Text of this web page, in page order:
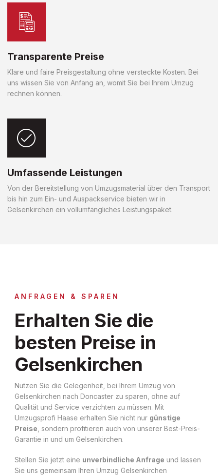
Transparente Preise
Klare und faire Preisgestaltung ohne versteckte Kosten. Bei
uns wissen Sie von Anfang an, womit Sie bei Ihrem Umzug
rechnen können.
Umfassende Leistungen
Von der Bereitstellung von Umzugsmaterial über den Transport
bis hin zum Ein- und Auspackservice bieten wir in
Gelsenkirchen ein vollumfängliches Leistungspaket.
ANFRAGEN & SPAREN
Erhalten Sie die
besten Preise in
Gelsenkirchen
Nutzen Sie die Gelegenheit, bei Ihrem Umzug von
Gelsenkirchen nach Doncaster zu sparen, ohne auf
Qualität und Service verzichten zu müssen. Mit
Umzugsprofi Haase erhalten Sie nicht nur günstige
Preise , sondern profitieren auch von unserer Best-Preis-
Garantie in und um Gelsenkirchen.
Stellen Sie jetzt eine unverbindliche Anfrage und lassen
Sie uns gemeinsam Ihren Umzug Gelsenkirchen